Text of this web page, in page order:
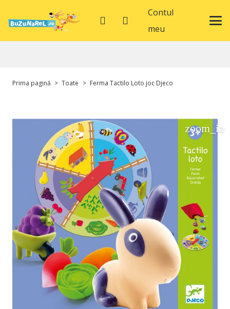
Contul
meu
Prima pagină > Toate > Ferma Tactilo Loto joc Djeco